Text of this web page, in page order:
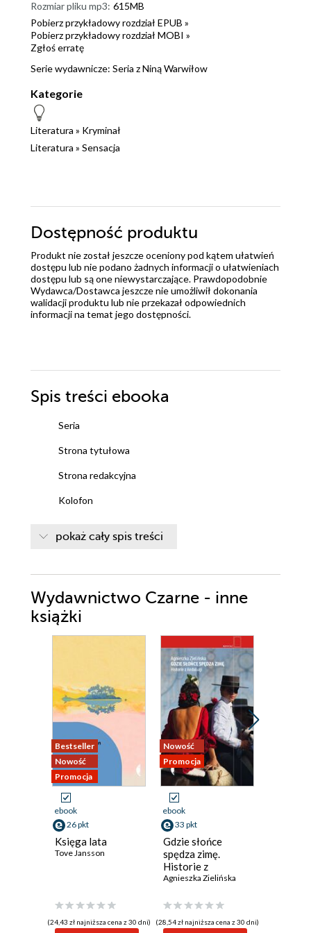
Rozmiar pliku mp3: 615MB
Pobierz przykładowy rozdział EPUB »
Pobierz przykładowy rozdział MOBI »
Zgłoś erratę
Serie wydawnicze: Seria z Niną Warwiłow
Kategorie
Literatura » Kryminał
Literatura » Sensacja
Dostępność produktu
Produkt nie został jeszcze oceniony pod kątem ułatwień
dostępu lub nie podano żadnych informacji o ułatwieniach
dostępu lub są one niewystarczające. Prawdopodobnie
Wydawca/Dostawca jeszcze nie umożliwił dokonania
walidacji produktu lub nie przekazał odpowiednich
informacji na temat jego dostępności.
Spis treści ebooka
Seria
Strona tytułowa
Strona redakcyjna
Kolofon
pokaż cały spis treści
Wydawnictwo Czarne - inne
książki
Bestseller
Nowość
Promocja
ebook
26 pkt
Księga lata
Tove Jansson
(24,43 zł najniższa cena z 30 dni)
Nowość
Promocja
ebook
33 pkt
Gdzie słońce
spędza zimę.
Historie z
Andaluzji
Agnieszka Zielińska
(28,54 zł najniższa cena z 30 dni)